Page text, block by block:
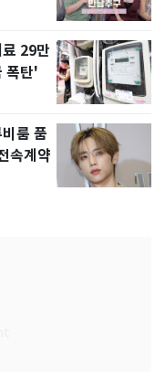
29만
폭탄'
룸 품
속계약